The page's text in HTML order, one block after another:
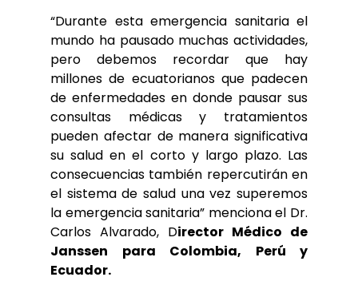
“Durante esta emergencia sanitaria el
mundo ha pausado muchas actividades,
pero debemos recordar que hay
millones de ecuatorianos que padecen
de enfermedades en donde pausar sus
consultas médicas y tratamientos
pueden afectar de manera significativa
su salud en el corto y largo plazo. Las
consecuencias también repercutirán en
el sistema de salud una vez superemos
la emergencia sanitaria” menciona el Dr.
Carlos Alvarado, Director Médico de
Janssen para Colombia, Perú y
Ecuador.